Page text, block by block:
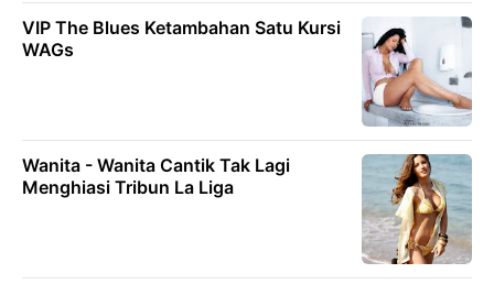
VIP The Blues Ketambahan Satu Kursi
WAGs
Wanita - Wanita Cantik Tak Lagi
Menghiasi Tribun La Liga